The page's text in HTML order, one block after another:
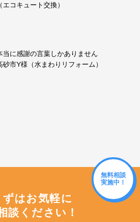
（エコキュート交換）
当に感謝の言葉しかありません
砂市Y様（水まわりリフォーム）
無料相談
実施中！
ずはお気軽に
談ください！